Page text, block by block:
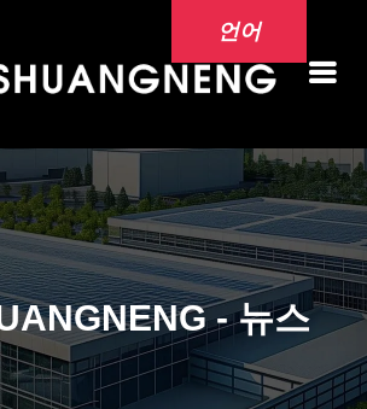
언어
- 뉴스